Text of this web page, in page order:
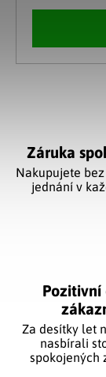
Záruka
Nakupujete
jednání v
Pozitivní
Za desítky let
nasbírali
spokojených